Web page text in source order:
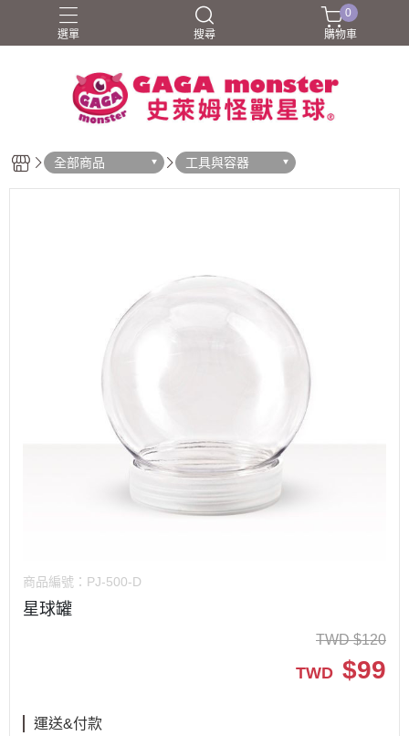
選單 搜尋
0
購物車
全部商品 工具與容器
商品編號： PJ-500-D
星球罐
TWD $120
TWD $99
運送&付款